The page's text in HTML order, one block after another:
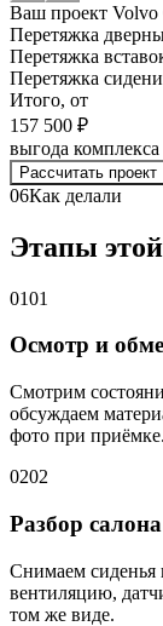
Ваш проект Volvo
Перетяжка
Перетяжка
Перетяжка
Итого, от
157 500 ₽
выгода
Рассчитать проект
06Как делали
Этапы
0101
Осмотр и
Смотрим
обсуждаем
фото при приёмке.
0202
Разбор салона
Снимаем сиденья
вентиляцию,
том же виде.